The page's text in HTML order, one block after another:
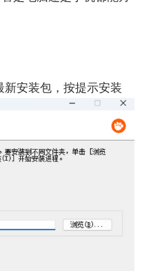
安装包，按提示安装